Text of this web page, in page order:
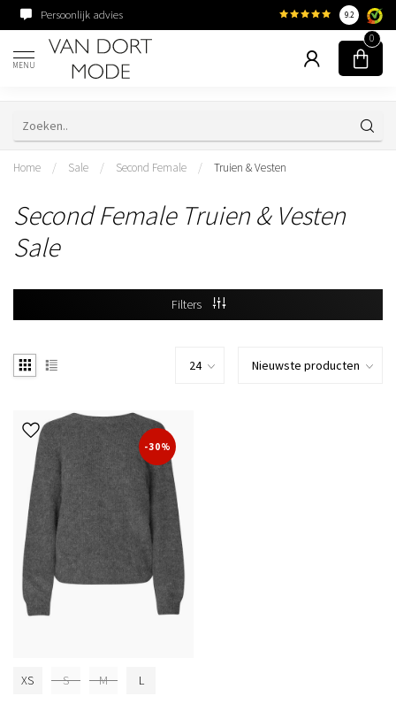
Persoonlijk advies Familiebedrijf sinds
9.2
MENU
0
Home / Sale / Second Female / Truien & Vesten
Second Female Truien & Vesten
Sale
Filters
-30%
XS S M L